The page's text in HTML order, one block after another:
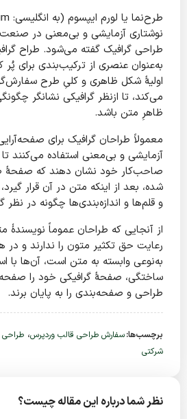
نوشتاری آزمایشی و بی‌معنی در
طراحی گرافیک گفته می‌شود. طراح
به‌عنوان عنصری از ترکیب‌بندی برای پُر
اولیهٔ شکل ظاهری و کلیِ طرح
می‌کند، تا ازنظر گرافیکی نشانگر
ظاهرِ متن باشد.
معمولاً طراحان گرافیک برای
آزمایشی و بی‌معنی استفاده می‌کنند
صاحب‌کار خود نشان دهند که صفحهٔ
شده، بعد از اینکه متن در آن قرار
و قلم‌ها و اندازه‌بندی‌ها چگونه در
از آنجایی که طراحان عموماً نویسندهٔ
رعایت حق تکثیر متون را ندارند و در
به‌نوعی وابسته به متن است، آن‌ها با
ساختگی، صفحهٔ گرافیکی خود را
طراحی و صفحه‌بندی را به پایان برند.
برچسب‌ها:سفارش طراحی قالب وردپرس، طراحی
شرکتی
نظر شما درباره این مقاله چیست؟